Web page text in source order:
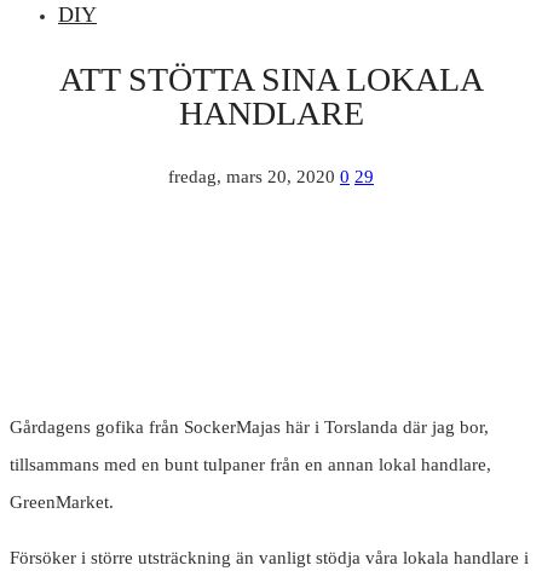
DIY
ATT STÖTTA SINA LOKALA
HANDLARE
fredag, mars 20, 2020 0 29
Gårdagens gofika från SockerMajas här i Torslanda där jag bor,
tillsammans med en bunt tulpaner från en annan lokal handlare,
GreenMarket.
Försöker i större utsträckning än vanligt stödja våra lokala handlare i